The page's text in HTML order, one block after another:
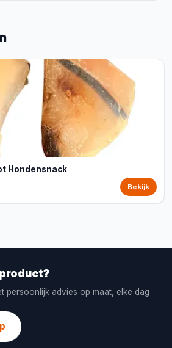
Hondensnack
Bekijk
persoonlijk advies op maat, elke dag